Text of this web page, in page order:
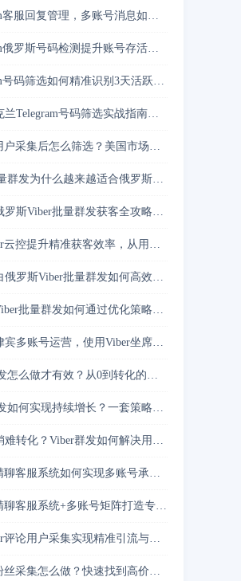
服回复管理，多账号消息如何统一承接
斯号码检测提升账号存活率的关键技巧
筛选如何精准识别3天活跃用户并降低封号风险？
号码筛选实战指南与精准营销方法？
后怎么筛选？美国市场活跃用户筛选提升私信回复率
什么越来越适合俄罗斯海外营销团队做用户触达？
Viber批量群发获客全攻略，解决触达慢与转化低
升精准获客效率，从用户筛选到私信转化完整解析
罗斯Viber批量群发如何高效引流？
量群发如何通过优化策略提升回复率与转化效果
号运营，使用Viber坐席客服系统降低人力管理成本
么做才有效？从0到转化的实战路径
何实现持续增长？一套策略放大转化能力
化？Viber群发如何解决用户触达问题？
服系统如何实现多账号承接与转化提升
客服系统+多账号矩阵打造专业增长策略
用户采集实现精准引流与高转化的方法
采集怎么做？快速找到高价值用户